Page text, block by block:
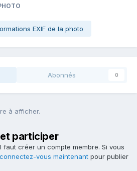
EXIF de la photo
Abonnés 0
à afficher.
participer
faut créer un compte membre. Si vous
connectez-vous maintenant pour publier